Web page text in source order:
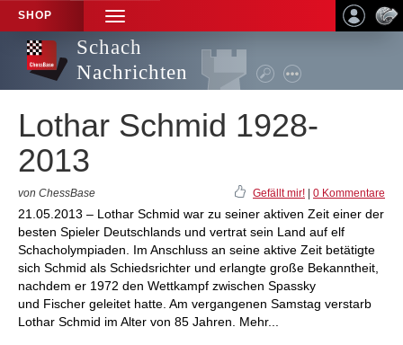
SHOP
TOGGLE
NAVIGATION
Schach
Nachrichten
Lothar Schmid 1928-
2013
von ChessBase Gefällt mir! 0 Kommentare
21.05.2013 – Lothar Schmid war zu seiner aktiven Zeit einer der
besten Spieler Deutschlands und vertrat sein Land auf elf
Schacholympiaden. Im Anschluss an seine aktive Zeit betätigte
sich Schmid als Schiedsrichter und erlangte große Bekanntheit,
nachdem er 1972 den Wettkampf zwischen Spassky
und Fischer geleitet hatte. Am vergangenen Samstag verstarb
Lothar Schmid im Alter von 85 Jahren. Mehr...